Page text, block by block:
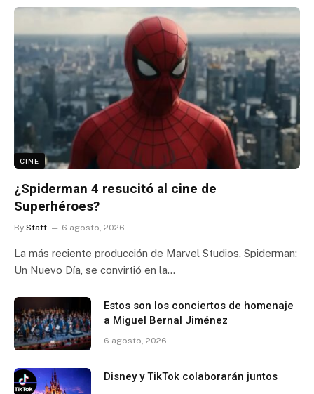
CINE
¿Spiderman 4 resucitó al cine de
Superhéroes?
By Staff 6 agosto, 2026
La más reciente producción de Marvel Studios, Spiderman:
Un Nuevo Día, se convirtió en la…
Estos son los conciertos de homenaje
a Miguel Bernal Jiménez
6 agosto, 2026
Disney y TikTok colaborarán juntos